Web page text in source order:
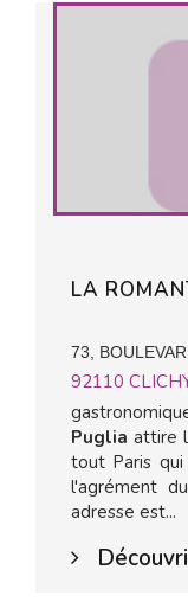
LA
73,
92110
Pugliaattire
tout Paris
l'agrément
adresse est...